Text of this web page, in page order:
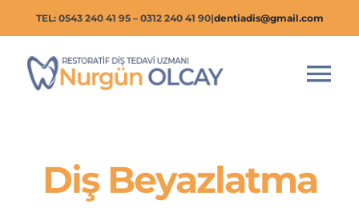
to
content
TEL: 0543 240 41 95 – 0312 240 41 90|dentiadis@gmail.com
Tedaviler
Diş Beyazlatma